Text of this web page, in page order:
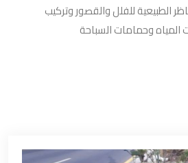
الطبيعية للفلل والقصور وتركيب
وحمامات السباحة